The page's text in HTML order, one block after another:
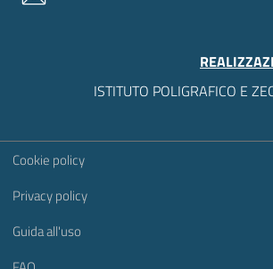
ISTITUTO POLIGRAFICO E
Sezione Link Utili
Cookie policy
Privacy policy
Guida all'uso